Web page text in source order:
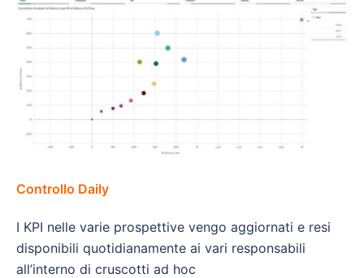
Controllo Daily
I KPI nelle varie prospettive vengo aggiornati e resi
disponibili quotidianamente ai vari responsabili
all’interno di cruscotti ad hoc